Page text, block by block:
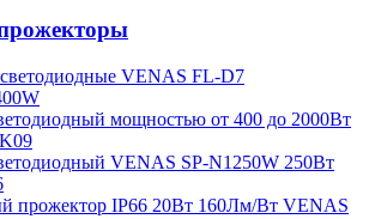
VENAS FL-D7
мощностью от 400 до 2000Вт
VENAS SP-N1250W 250Вт
прожектор IP66 20Вт 160Лм/Вт VENAS